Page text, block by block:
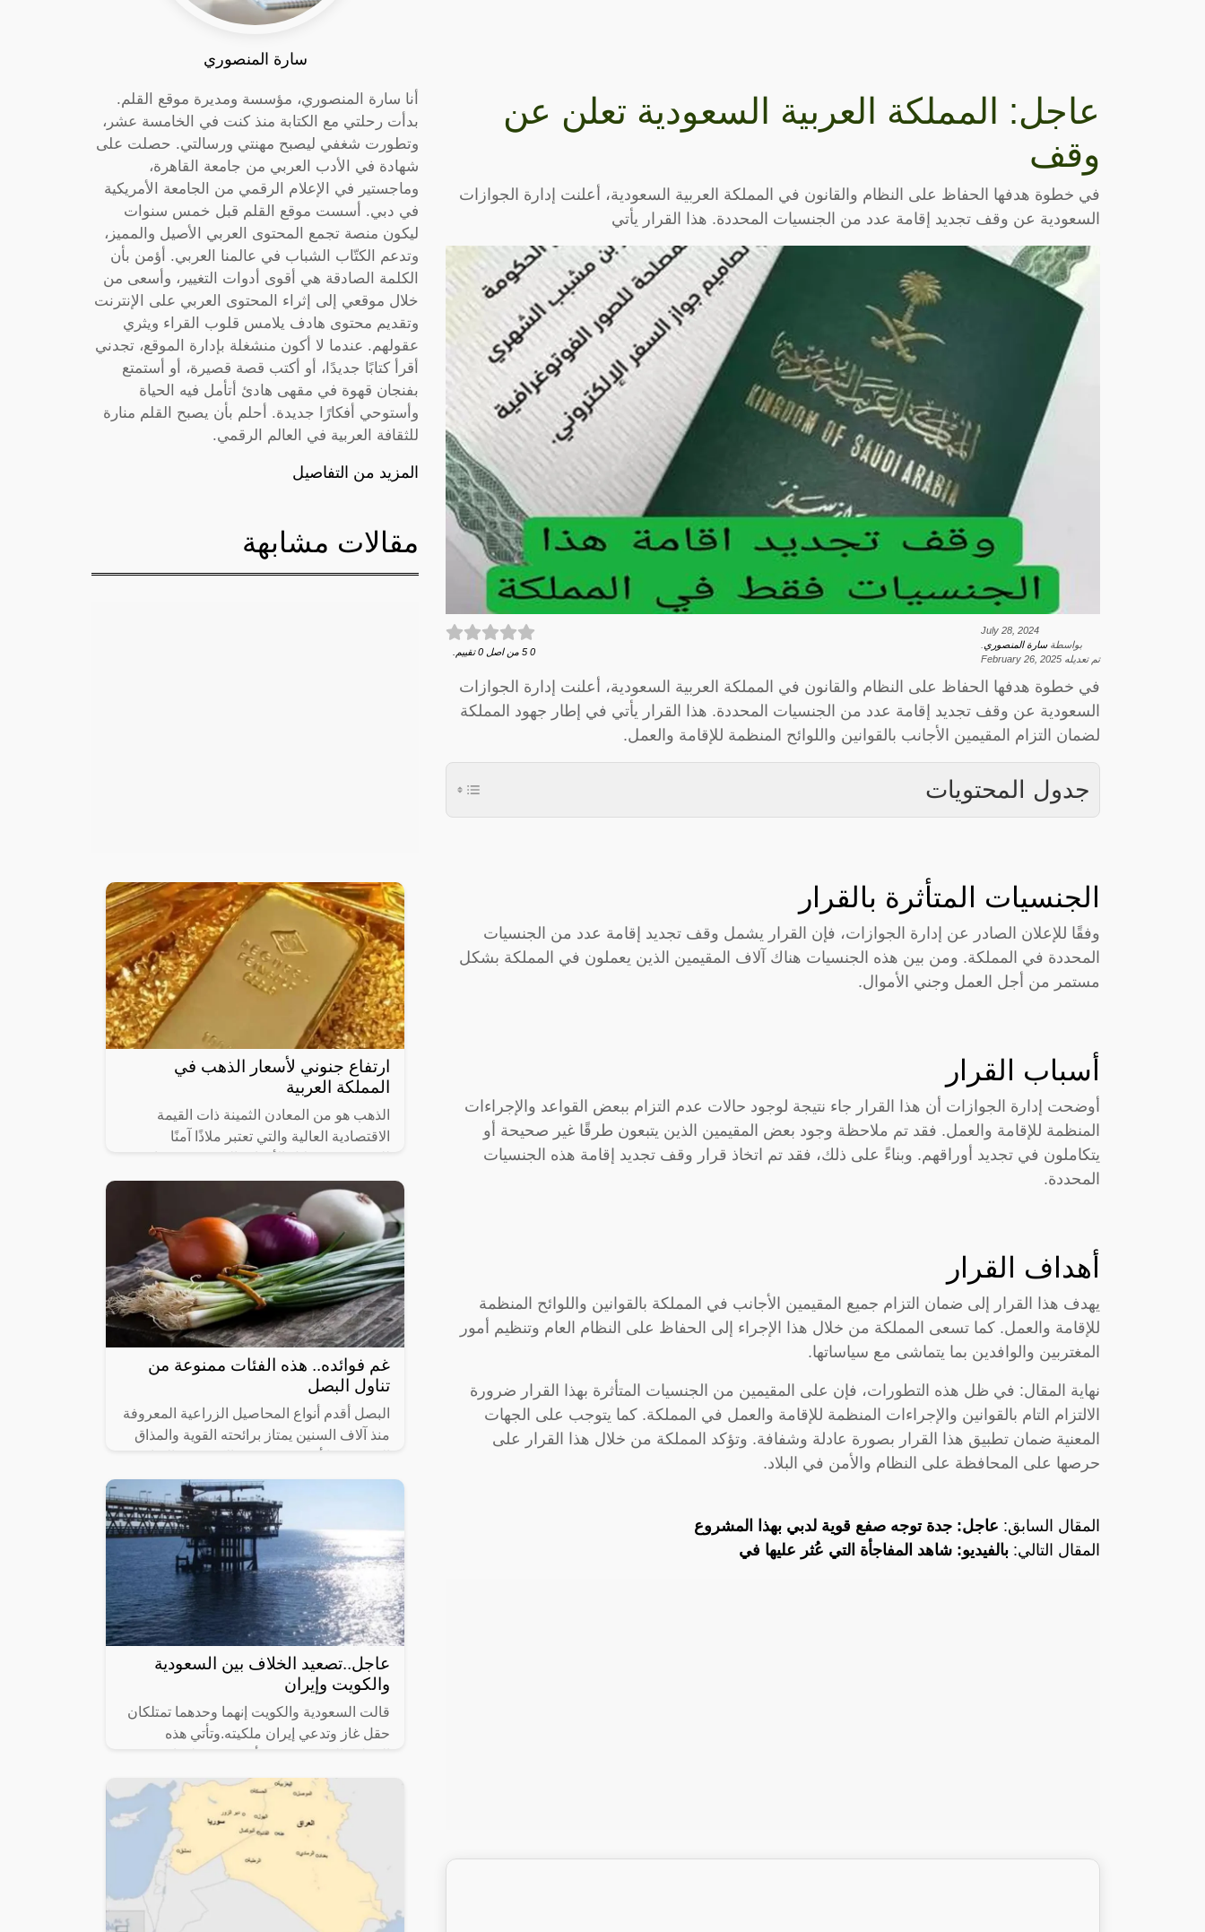
عاجل: المملكة العربية السعودية تعلن عن
وقف
في خطوة هدفها الحفاظ على النظام والقانون في المملكة العربية السعودية، أعلنت إدارة الجوازات
السعودية عن وقف تجديد إقامة عدد من الجنسيات المحددة. هذا القرار يأتي
July 28, 2024
بواسطةسارة المنصوري
تم تعديله February 26, 2025
0
5 من اصل 0 تقييم.
في خطوة هدفها الحفاظ على النظام والقانون في المملكة العربية السعودية، أعلنت إدارة الجوازات
السعودية عن وقف تجديد إقامة عدد من الجنسيات المحددة. هذا القرار يأتي في إطار جهود المملكة
لضمان التزام المقيمين الأجانب بالقوانين واللوائح المنظمة للإقامة والعمل.
جدول المحتويات
الجنسيات المتأثرة بالقرار
وفقًا للإعلان الصادر عن إدارة الجوازات، فإن القرار يشمل وقف تجديد إقامة عدد من الجنسيات
المحددة في المملكة. ومن بين هذه الجنسيات هناك آلاف المقيمين الذين يعملون في المملكة بشكل
مستمر من أجل العمل وجني الأموال.
أسباب القرار
أوضحت إدارة الجوازات أن هذا القرار جاء نتيجة لوجود حالات عدم التزام ببعض القواعد والإجراءات
المنظمة للإقامة والعمل. فقد تم ملاحظة وجود بعض المقيمين الذين يتبعون طرقًا غير صحيحة أو
يتكاملون في تجديد أوراقهم. وبناءً على ذلك، فقد تم اتخاذ قرار وقف تجديد إقامة هذه الجنسيات
المحددة.
أهداف القرار
يهدف هذا القرار إلى ضمان التزام جميع المقيمين الأجانب في المملكة بالقوانين واللوائح المنظمة
للإقامة والعمل. كما تسعى المملكة من خلال هذا الإجراء إلى الحفاظ على النظام العام وتنظيم أمور
المغتربين والوافدين بما يتماشى مع سياساتها.
نهاية المقال: في ظل هذه التطورات، فإن على المقيمين من الجنسيات المتأثرة بهذا القرار ضرورة
الالتزام التام بالقوانين والإجراءات المنظمة للإقامة والعمل في المملكة. كما يتوجب على الجهات
المعنية ضمان تطبيق هذا القرار بصورة عادلة وشفافة. وتؤكد المملكة من خلال هذا القرار على
حرصها على المحافظة على النظام والأمن في البلاد.
المقال السابق: عاجل: جدة توجه صفع قوية لدبي بهذا المشروع
المقال التالي: بالفيديو: شاهد المفاجأة التي عُثر عليها في
سارة المنصوري
أنا سارة المنصوري، مؤسسة ومديرة موقع القلم.
بدأت رحلتي مع الكتابة منذ كنت في الخامسة عشر،
وتطورت شغفي ليصبح مهنتي ورسالتي. حصلت على
شهادة في الأدب العربي من جامعة القاهرة،
وماجستير في الإعلام الرقمي من الجامعة الأمريكية
في دبي. أسست موقع القلم قبل خمس سنوات
ليكون منصة تجمع المحتوى العربي الأصيل والمميز،
وتدعم الكتّاب الشباب في عالمنا العربي. أؤمن بأن
الكلمة الصادقة هي أقوى أدوات التغيير، وأسعى من
خلال موقعي إلى إثراء المحتوى العربي على الإنترنت
وتقديم محتوى هادف يلامس قلوب القراء ويثري
عقولهم. عندما لا أكون منشغلة بإدارة الموقع، تجدني
أقرأ كتابًا جديدًا، أو أكتب قصة قصيرة، أو أستمتع
بفنجان قهوة في مقهى هادئ أتأمل فيه الحياة
وأستوحي أفكارًا جديدة. أحلم بأن يصبح القلم منارة
للثقافة العربية في العالم الرقمي.
المزيد من التفاصيل
مقالات مشابهة
ارتفاع جنوني لأسعار الذهب في
المملكة العربية
الذهب هو من المعادن الثمينة ذات القيمة
الاقتصادية العالية والتي تعتبر ملاذًا آمنًا
الأسواق الاقتصادية عدم الاستقرار.
غم فوائده.. هذه الفئات ممنوعة من
تناول البصل
البصل أقدم أنواع المحاصيل الزراعية المعروفة
منذ آلاف السنين يمتاز برائحته القوية والمذاق
الغذائية الهامة للجسم.
عاجل..تصعيد الخلاف بين السعودية
والكويت وإيران
قالت السعودية والكويت إنهما وحدهما تمتلكان
حقل غاز وتدعي إيران ملكيته.وتأتي هذه
بمواصلة أعمال التنقيب عن الغاز في الحقل